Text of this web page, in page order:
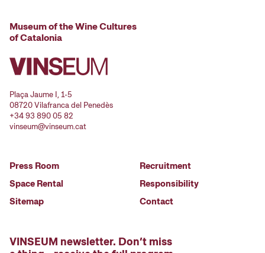
Museum of the Wine Cultures
of Catalonia
Plaça Jaume I, 1-5
08720 Vilafranca del Penedès
+34 93 890 05 82
vinseum@vinseum.cat
Press Room
Space Rental
Sitemap
Recruitment
Responsibility
Contact
VINSEUM newsletter. Don’t miss